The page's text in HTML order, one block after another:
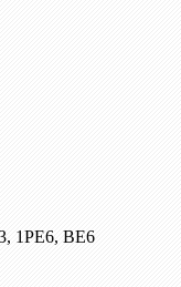
1РЕ6, ВЕ6